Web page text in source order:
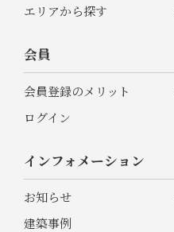
エリアから探す
会員
会員登録のメリット
ログイン
インフォメーション
お知らせ
建築事例